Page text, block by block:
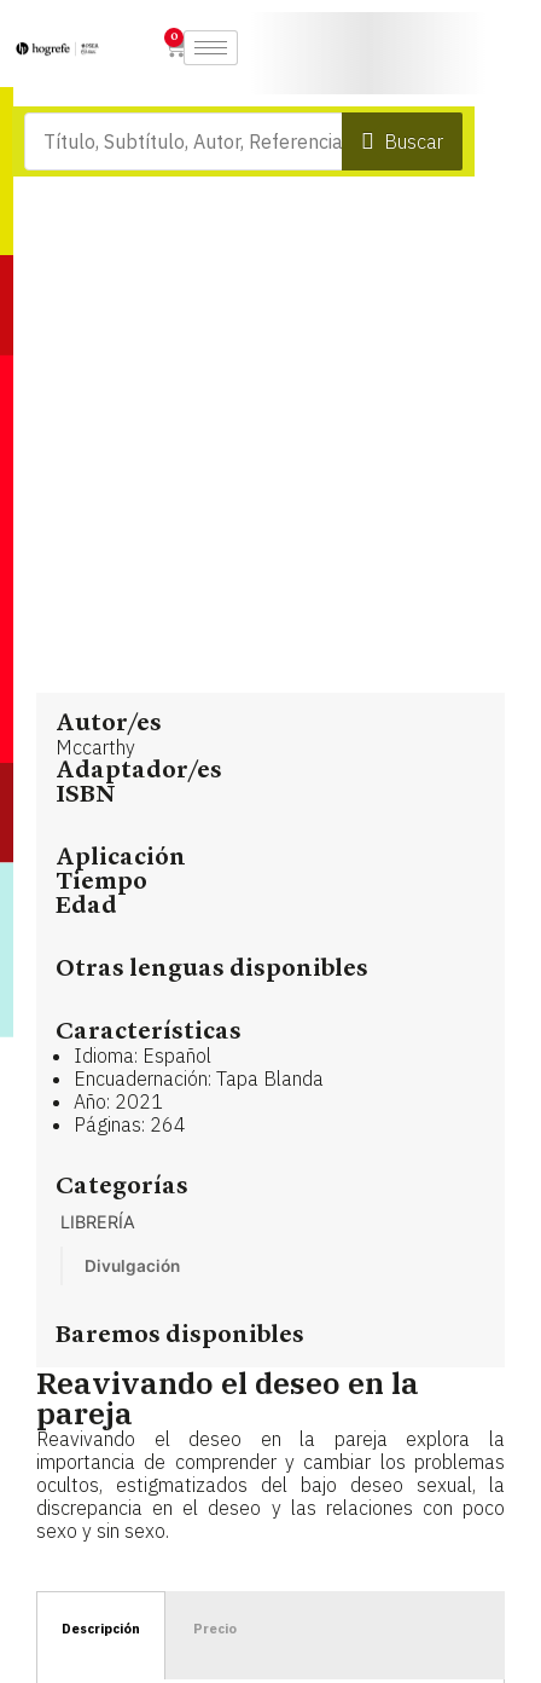
0
Buscar
Autor/es
Mccarthy
Adaptador/es
ISBN
Aplicación
Tiempo
Edad
Otras lenguas disponibles
Características
Idioma: Español
Encuadernación: Tapa Blanda
Año: 2021
Páginas: 264
Categorías
LIBRERÍA
Divulgación
Baremos disponibles
Reavivando el deseo en la
pareja
Reavivando el deseo en la pareja explora la
importancia de comprender y cambiar los problemas
ocultos, estigmatizados del bajo deseo sexual, la
discrepancia en el deseo y las relaciones con poco
sexo y sin sexo.
Descripción Precio